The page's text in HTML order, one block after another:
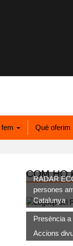
Què oferim
COM HO
RADAR
persones
Catalunya
Presència
Accions